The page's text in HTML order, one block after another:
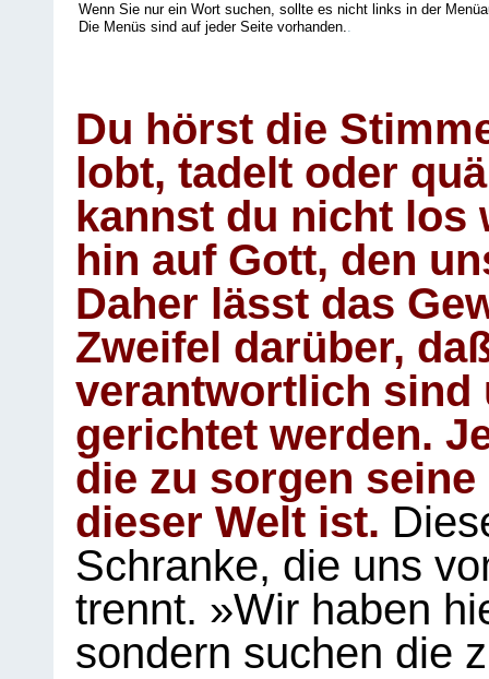
Wenn Sie nur ein Wort suchen, sollte es nicht links in der
Die Menüs sind auf jeder Seite vorhanden..
Du hörst die
lobt, tadelt oder
kannst du nicht los
hin auf Gott, den
Daher lässt das
Zweifel darüber,
verantwortlich sind
gerichtet werden.
die zu sorgen
dieser Welt ist.
Schranke, die uns
trennt. »Wir haben
sondern suchen die